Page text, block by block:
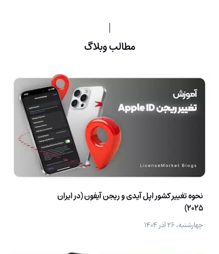
مطالب وبلاگ
نحوه تغییر کشور اپل آیدی و ریجن آیفون (در ایران
2025)
چهارشنبه، ۲۶ آذر ۱۴۰۴